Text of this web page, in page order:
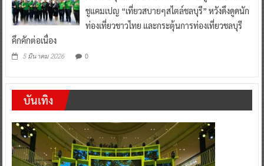
ชูแคมเปญ “เที่ยวสบายๆสไตล์ชลบุรี” หวังดึงดูดนัก
ท่องเที่ยวชาวไทย และกระตุ้นการท่องเที่ยวชลบุรี
คึกคักต่อเนื่อง
5 มีนาคม 2026 0
บันเทิง